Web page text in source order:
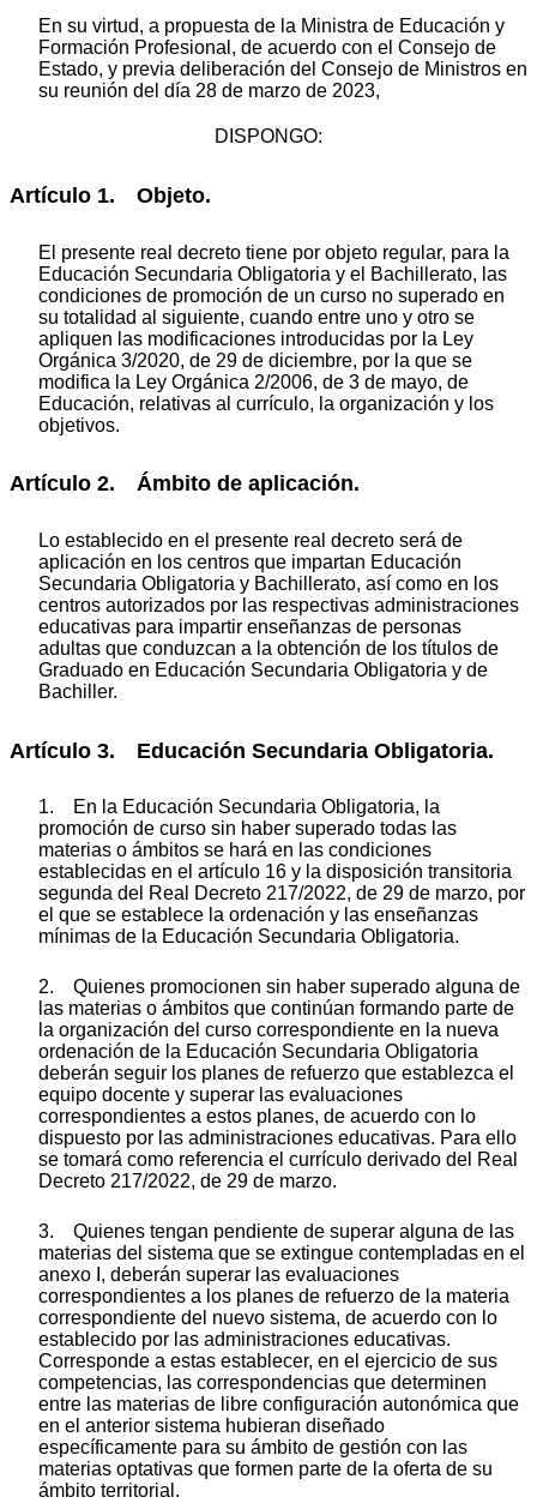
En su virtud, a propuesta de la Ministra de Educación y
Formación Profesional, de acuerdo con el Consejo de
Estado, y previa deliberación del Consejo de Ministros en
su reunión del día 28 de marzo de 2023,
DISPONGO:
Artículo 1. Objeto.
El presente real decreto tiene por objeto regular, para la
Educación Secundaria Obligatoria y el Bachillerato, las
condiciones de promoción de un curso no superado en
su totalidad al siguiente, cuando entre uno y otro se
apliquen las modificaciones introducidas por la Ley
Orgánica 3/2020, de 29 de diciembre, por la que se
modifica la Ley Orgánica 2/2006, de 3 de mayo, de
Educación, relativas al currículo, la organización y los
objetivos.
Artículo 2. Ámbito de aplicación.
Lo establecido en el presente real decreto será de
aplicación en los centros que impartan Educación
Secundaria Obligatoria y Bachillerato, así como en los
centros autorizados por las respectivas administraciones
educativas para impartir enseñanzas de personas
adultas que conduzcan a la obtención de los títulos de
Graduado en Educación Secundaria Obligatoria y de
Bachiller.
Artículo 3. Educación Secundaria Obligatoria.
1. En la Educación Secundaria Obligatoria, la
promoción de curso sin haber superado todas las
materias o ámbitos se hará en las condiciones
establecidas en el artículo 16 y la disposición transitoria
segunda del Real Decreto 217/2022, de 29 de marzo, por
el que se establece la ordenación y las enseñanzas
mínimas de la Educación Secundaria Obligatoria.
2. Quienes promocionen sin haber superado alguna de
las materias o ámbitos que continúan formando parte de
la organización del curso correspondiente en la nueva
ordenación de la Educación Secundaria Obligatoria
deberán seguir los planes de refuerzo que establezca el
equipo docente y superar las evaluaciones
correspondientes a estos planes, de acuerdo con lo
dispuesto por las administraciones educativas. Para ello
se tomará como referencia el currículo derivado del Real
Decreto 217/2022, de 29 de marzo.
3. Quienes tengan pendiente de superar alguna de las
materias del sistema que se extingue contempladas en el
anexo I, deberán superar las evaluaciones
correspondientes a los planes de refuerzo de la materia
correspondiente del nuevo sistema, de acuerdo con lo
establecido por las administraciones educativas.
Corresponde a estas establecer, en el ejercicio de sus
competencias, las correspondencias que determinen
entre las materias de libre configuración autonómica que
en el anterior sistema hubieran diseñado
específicamente para su ámbito de gestión con las
materias optativas que formen parte de la oferta de su
ámbito territorial.